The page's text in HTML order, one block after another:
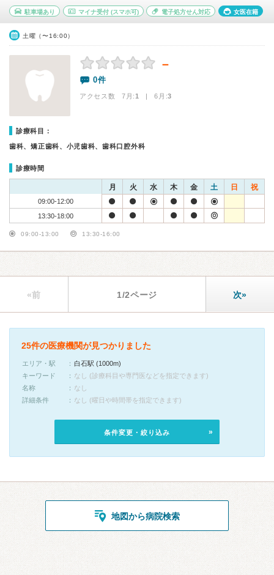
駐車場あり マイナ受付(スマホ可) 電子処方せん対応 女医在籍
土曜（〜16:00）
－
0件
アクセス数 7月:1 | 6月:3
診療科目：
歯科、矯正歯科、小児歯科、歯科口腔外科
診療時間
月 火 水 木 金 土 日 祝
09:00-12:00
13:30-18:00
09:00-13:00 13:30-16:00
«前 1/2ページ 次»
25件の医療機関が見つかりました
エリア・駅
白石駅 (1000m)
キーワード
なし (診療科目や専門医などを指定できます)
名称
なし
詳細条件
なし (曜日や時間帯を指定できます)
条件変更・絞り込み
地図から病院検索